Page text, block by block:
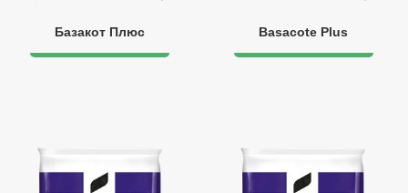
Базакот Плюс Basacote Plus